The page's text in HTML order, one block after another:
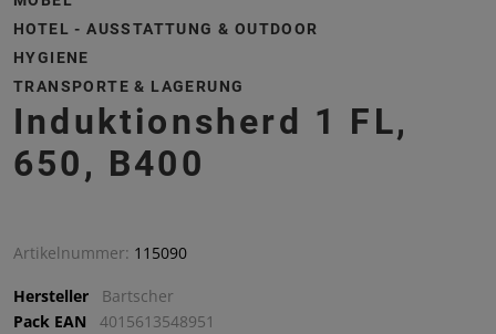
HOTEL - AUSSTATTUNG & OUTDOOR
HYGIENE
TRANSPORTE & LAGERUNG
Induktionsherd 1 FL,
650, B400
Artikelnummer: 115090
Hersteller
Bartscher
Pack EAN
4015613548951